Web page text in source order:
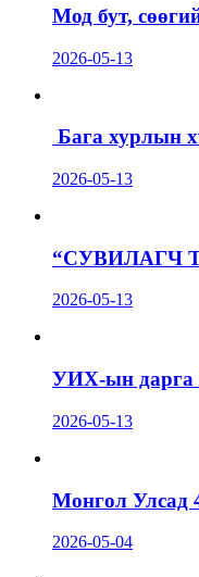
Мод бут,
2026-05-13
Бага хурлын
2026-05-13
“СУВИЛАГЧ
2026-05-13
УИХ-ын дарга
2026-05-13
Монгол Улсад
2026-05-04